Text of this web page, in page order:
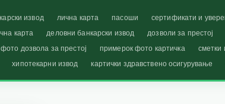
извод лична карта пасоши сертификати и
карта деловни банкарски извод дозволи за престој
дозвола за престој примерок фото картичка сметки
хипотекарни извод картички здравствено осигурување